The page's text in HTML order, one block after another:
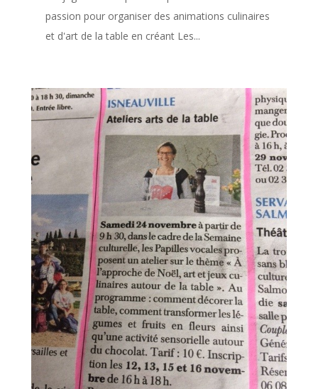
passion pour organiser des animations culinaires
et d'art de la table en créant Les...